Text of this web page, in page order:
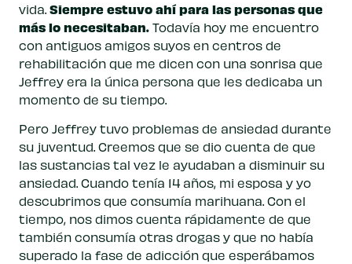
vida. Siempre estuvo ahí para las personas que
más lo necesitaban. Todavía hoy me encuentro
con antiguos amigos suyos en centros de
rehabilitación que me dicen con una sonrisa que
Jeffrey era la única persona que les dedicaba un
momento de su tiempo.
Pero Jeffrey tuvo problemas de ansiedad durante
su juventud. Creemos que se dio cuenta de que
las sustancias tal vez le ayudaban a disminuir su
ansiedad. Cuando tenía 14 años, mi esposa y yo
descubrimos que consumía marihuana. Con el
tiempo, nos dimos cuenta rápidamente de que
también consumía otras drogas y que no había
superado la fase de adicción que esperábamos